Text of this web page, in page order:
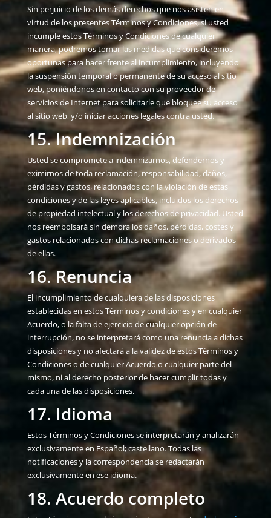
Sin perjuicio de los demás derechos que nos asisten en
virtud de los presentes Términos y Condiciones, si usted
incumple estos Términos y Condiciones de cualquier
manera, podremos tomar las medidas que consideremos
oportunas para hacer frente al incumplimiento, incluyendo
la suspensión temporal o permanente de su acceso al sitio
web, poniéndonos en contacto con su proveedor de
servicios de Internet para solicitarle que bloquee su acceso
al sitio web, y/o iniciar acciones legales contra usted.
15. Indemnización
Usted se compromete a indemnizarnos, defendernos y
eximirnos de toda reclamación, responsabilidad, daños,
pérdidas y gastos, relacionados con la violación de estas
condiciones y de las leyes aplicables, incluidos los derechos
de propiedad intelectual y los derechos de privacidad. Usted
nos reembolsará sin demora los daños, pérdidas, costes y
gastos relacionados con dichas reclamaciones o derivados
de ellas.
16. Renuncia
El incumplimiento de cualquiera de las disposiciones
establecidas en estos Términos y condiciones y en cualquier
Acuerdo, o la falta de ejercicio de cualquier opción de
interrupción, no se interpretará como una renuncia a dichas
disposiciones y no afectará a la validez de estos Términos y
Condiciones o de cualquier Acuerdo o cualquier parte del
mismo, ni al derecho posterior de hacer cumplir todas y
cada una de las disposiciones.
17. Idioma
Estos Términos y Condiciones se interpretarán y analizarán
exclusivamente en Español; castellano. Todas las
notificaciones y la correspondencia se redactarán
exclusivamente en ese idioma.
18. Acuerdo completo